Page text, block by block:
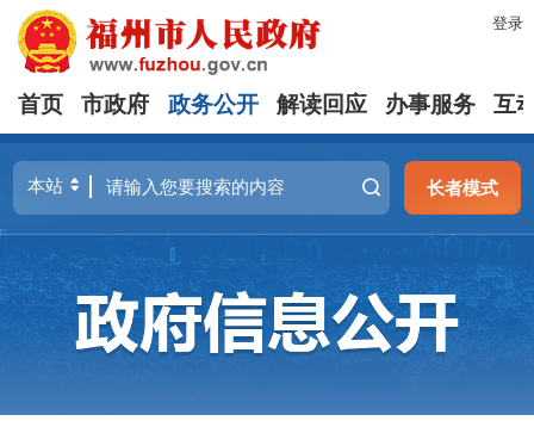
登录
首页 市政府 政务公开 解读回应 办事服务 互
长者模式